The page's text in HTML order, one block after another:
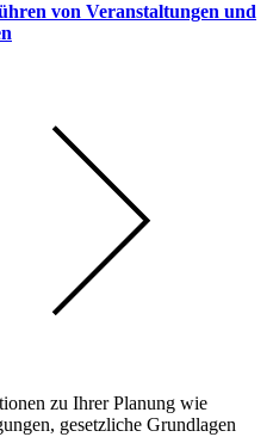
von Veranstaltungen und
zu Ihrer Planung wie
gesetzliche Grundlagen